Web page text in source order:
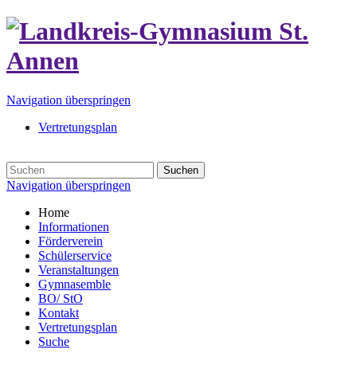
Navigation überspringen
Vertretungsplan
Suchen
Navigation überspringen
Home
Informationen
Förderverein
Schülerservice
Veranstaltungen
Gymnasemble
BO/ StO
Kontakt
Vertretungsplan
Suche